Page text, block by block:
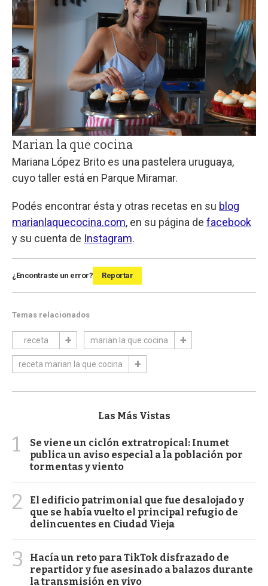
Marian la que cocina
Mariana López Brito es una pastelera uruguaya,
cuyo taller está en Parque Miramar.
Podés encontrar ésta y otras recetas en su blog
marianlaquecocina.com, en su página de facebook
y su cuenta de Instagram.
¿Encontraste un error? Reportar
Temas relacionados
receta marian la que cocina
receta marian la que cocina
Las Más Vistas
1
Se viene un ciclón extratropical: Inumet
publica un aviso especial a la población por
tormentas y viento
2
El edificio patrimonial que fue desalojado y
que se había vuelto el principal refugio de
delincuentes en Ciudad Vieja
3
Hacía un reto para TikTok disfrazado de
repartidor y fue asesinado a balazos durante
la transmisión en vivo